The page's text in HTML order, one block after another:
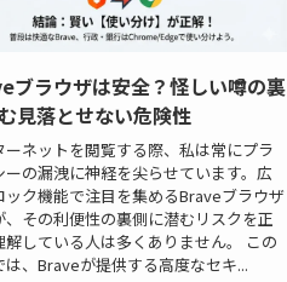
ブラウザは安全？怪しい噂の裏
見落とせない危険性
ーネットを閲覧する際、私は常にプラ
ーの漏洩に神経を尖らせています。広
ック機能で注目を集めるBraveブラウザ
、その利便性の裏側に潜むリスクを正
解している人は多くありません。 この
は、Braveが提供する高度なセキ...